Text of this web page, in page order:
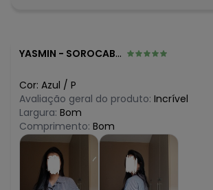
YASMIN - SOROCABA - SP
Cor: Azul / P
Avaliação geral do produto: Incrível
Largura: Bom
Comprimento: Bom